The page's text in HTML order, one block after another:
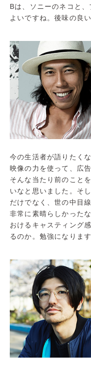
Bは、ソニーのネコと
よいですね。後味の良
今の生活者が語りたく
映像の力を使って、広
そんな当たり前のこと
いなと思いました。そ
だけでなく、世の中目
非常に素晴らしかった
おけるキャスティング
るのか。勉強になります